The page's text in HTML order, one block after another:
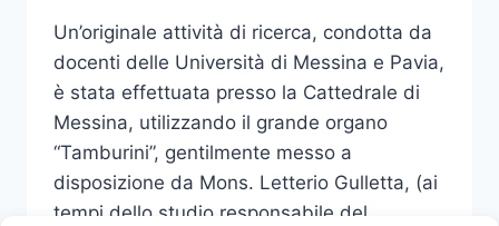
Un’originale attività di ricerca, condotta da
docenti delle Università di Messina e Pavia,
è stata effettuata presso la Cattedrale di
Messina, utilizzando il grande organo
“Tamburini”, gentilmente messo a
disposizione da Mons. Letterio Gulletta, (ai
tempi dello studio responsabile del